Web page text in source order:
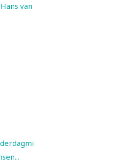
van Manen...
...